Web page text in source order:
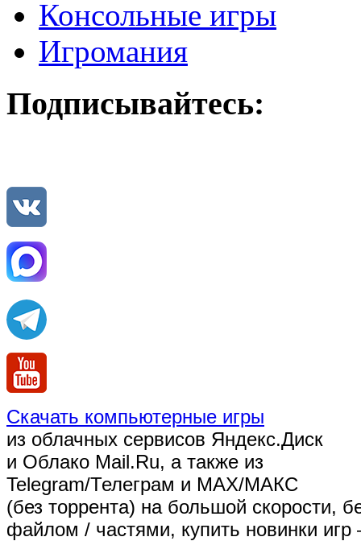
Консольные игры
Игромания
Подписывайтесь:
Скачать компьютерные игры
из облачных сервисов Яндекс.Диск
и Облако Mail.Ru, а также из
Telegram/Телеграм и MAX/МАКС
(без торрента) на большой скорости,
файлом / частями, купить новинки